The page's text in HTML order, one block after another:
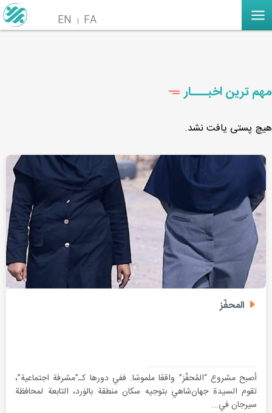
FA
EN
مهم ترین اخبـــار
هیچ پستی یافت نشد.
المحفّز
أصبح مشروع “المُحفّز” واقعًا ملموسًا. ففي دورها كـ”مشرفة اجتماعية”،
تقوم السيدة جهان‌شاهي بتوجيه سكان منطقة بالوَرد، التابعة لمحافظة
سيرجان في...